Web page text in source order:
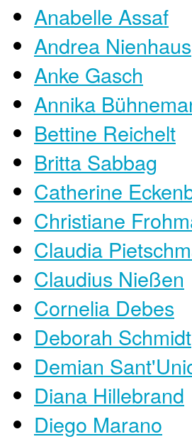
Anabelle Assaf
Andrea Nienhaus
Anke Gasch
Annika
Bettine Reichelt
Britta Sabbag
Catherine
Christiane
Claudia
Claudius Nießen
Cornelia Debes
Deborah Schmidt
Demian
Diana Hillebrand
Diego Marano